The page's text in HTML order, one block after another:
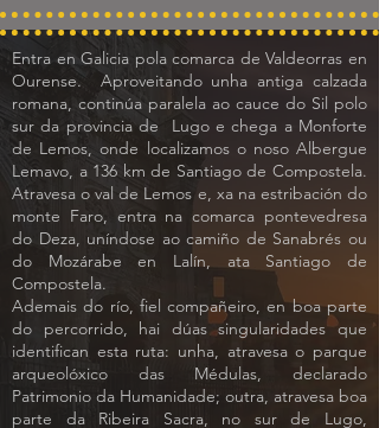
Entra en Galicia pola comarca de Valdeorras en
Ourense.
Aproveitando unha antiga calzada
romana, continúa paralela ao cauce do Sil polo
sur da provincia de
Lugo e chega a Monforte
de Lemos, onde localizamos o noso Albergue
Lemavo, a 136 km de Santiago de Compostela.
Atravesa o val de Lemos e, xa na estribación do
monte Faro, entra na comarca pontevedresa
do Deza, uníndose ao camiño de Sanabrés ou
do Mozárabe en Lalín, ata Santiago de
Compostela.
Ademais do río, fiel compañeiro, en boa parte
do percorrido, hai dúas singularidades que
identifican esta ruta: unha, atravesa o parque
arqueolóxico das Médulas, declarado
Patrimonio da Humanidade; outra, atravesa boa
parte da Ribeira Sacra, no sur de Lugo,